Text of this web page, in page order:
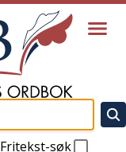
Fritekst-søk